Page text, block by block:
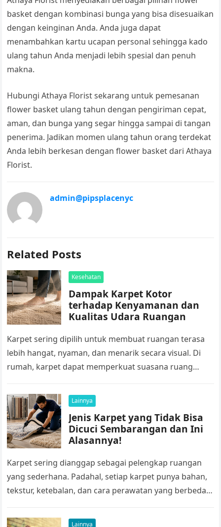
basket dengan kombinasi bunga yang bisa disesuaikan
dengan keinginan Anda. Anda juga dapat
menambahkan kartu ucapan personal sehingga kado
ulang tahun Anda menjadi lebih spesial dan penuh
makna.
Hubungi Athaya Florist sekarang untuk pemesanan
flower basket ulang tahun dengan pengiriman cepat,
aman, dan bunga yang segar hingga sampai di tangan
penerima. Jadikan momen ulang tahun orang terdekat
Anda lebih berkesan dengan flower basket dari Athaya
Florist.
admin@pipsplacenyc
Related Posts
Kesehatan
Dampak Karpet Kotor
terhadap Kenyamanan dan
Kualitas Udara Ruangan
Karpet sering dipilih untuk membuat ruangan terasa
lebih hangat, nyaman, dan menarik secara visual. Di
rumah, karpet dapat memperkuat suasana ruang
Lainnya
Jenis Karpet yang Tidak Bisa
Dicuci Sembarangan dan Ini
Alasannya!
Karpet sering dianggap sebagai pelengkap ruangan
yang sederhana. Padahal, setiap karpet punya bahan,
tekstur, ketebalan, dan cara perawatan yang berbeda.
Lainnya